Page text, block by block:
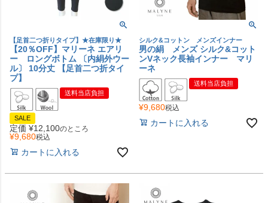
【足首二つ折りタイプ】★在庫限り★
【20％OFF】マリーネ エアリ
ー ロングボトム 〔内絹外ウー
ル〕 10分丈 【足首二つ折タイ
プ】
送料当店負担
SALE
定価 ¥12,100のところ
¥9,680税込
カートに入れる
シルク&コットン メンズインナー
男の絹 メンズ シルク&コット
ンVネック長袖インナー マリ
ーネ
送料当店負担
¥9,680税込
カートに入れる